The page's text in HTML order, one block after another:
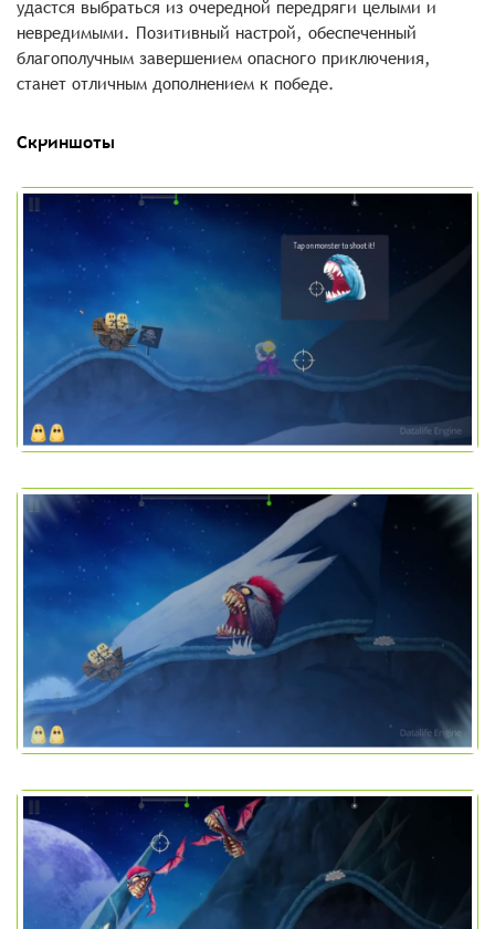
удастся выбраться из очередной передряги целыми и
невредимыми. Позитивный настрой, обеспеченный
благополучным завершением опасного приключения,
станет отличным дополнением к победе.
Скриншоты